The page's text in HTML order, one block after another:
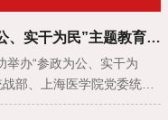
农工党复旦大学委员会举办“参政为公、实干为民”主题教育专题学习会
办“参政为公、实干为
部、上海医学院党委统战
会主委许剑民，副主委黄